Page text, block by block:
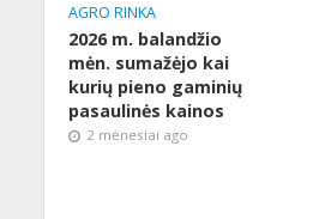
AGRO RINKA
2026 m. balandžio
mėn. sumažėjo kai
kurių pieno gaminių
pasaulinės kainos
2 mėnesiai ago